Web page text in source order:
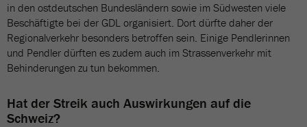
in den ostdeutschen Bundesländern sowie im Südwesten viele
Beschäftigte bei der GDL organisiert. Dort dürfte daher der
Regionalverkehr besonders betroffen sein. Einige Pendlerinnen
und Pendler dürften es zudem auch im Strassenverkehr mit
Behinderungen zu tun bekommen.
Hat der Streik auch Auswirkungen auf die
Schweiz?